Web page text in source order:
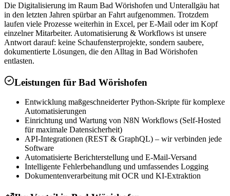
Die Digitalisierung im Raum Bad Wörishofen und Unterallgäu hat
in den letzten Jahren spürbar an Fahrt aufgenommen. Trotzdem
laufen viele Prozesse weiterhin in Excel, per E-Mail oder im Kopf
einzelner Mitarbeiter. Automatisierung & Workflows ist unsere
Antwort darauf: keine Schaufensterprojekte, sondern saubere,
dokumentierte Lösungen, die den Alltag in Bad Wörishofen
entlasten.
Leistungen für Bad Wörishofen
Entwicklung maßgeschneiderter Python-Skripte für komplexe
Automatisierungen
Einrichtung und Wartung von N8N Workflows (Self-Hosted
für maximale Datensicherheit)
API-Integrationen (REST & GraphQL) – wir verbinden jede
Software
Automatisierte Berichterstellung und E-Mail-Versand
Intelligente Fehlerbehandlung und umfassendes Logging
Dokumentenverarbeitung mit OCR und KI-Extraktion